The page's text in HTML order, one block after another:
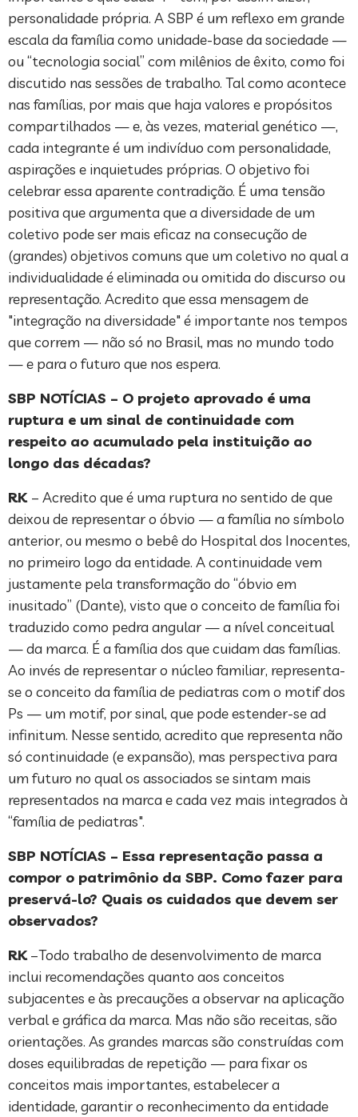
personalidade própria. A SBP é um reflexo em grande
escala da família como unidade-base da sociedade —
ou “tecnologia social” com milênios de êxito, como foi
discutido nas sessões de trabalho. Tal como acontece
nas famílias, por mais que haja valores e propósitos
compartilhados — e, às vezes, material genético —,
cada integrante é um indivíduo com personalidade,
aspirações e inquietudes próprias. O objetivo foi
celebrar essa aparente contradição. É uma tensão
positiva que argumenta que a diversidade de um
coletivo pode ser mais eficaz na consecução de
(grandes) objetivos comuns que um coletivo no qual a
individualidade é eliminada ou omitida do discurso ou
representação. Acredito que essa mensagem de
"integração na diversidade" é importante nos tempos
que correm — não só no Brasil, mas no mundo todo
— e para o futuro que nos espera.
SBP NOTÍCIAS – O projeto aprovado é uma
ruptura e um sinal de continuidade com
respeito ao acumulado pela instituição ao
longo das décadas?
RK – Acredito que é uma ruptura no sentido de que
deixou de representar o óbvio — a família no símbolo
anterior, ou mesmo o bebê do Hospital dos Inocentes,
no primeiro logo da entidade. A continuidade vem
justamente pela transformação do “óbvio em
inusitado” (Dante), visto que o conceito de família foi
traduzido como pedra angular — a nível conceitual
— da marca. É a família dos que cuidam das famílias.
Ao invés de representar o núcleo familiar, representa-
se o conceito da família de pediatras com o motif dos
Ps — um motif, por sinal, que pode estender-se ad
infinitum. Nesse sentido, acredito que representa não
só continuidade (e expansão), mas perspectiva para
um futuro no qual os associados se sintam mais
representados na marca e cada vez mais integrados à
“família de pediatras".
SBP NOTÍCIAS – Essa representação passa a
compor o patrimônio da SBP. Como fazer para
preservá-lo? Quais os cuidados que devem ser
observados?
RK–Todo trabalho de desenvolvimento de marca
inclui recomendações quanto aos conceitos
subjacentes e às precauções a observar na aplicação
verbal e gráfica da marca. Mas não são receitas, são
orientações. As grandes marcas são construídas com
doses equilibradas de repetição — para fixar os
conceitos mais importantes, estabelecer a
identidade, garantir o reconhecimento da entidade